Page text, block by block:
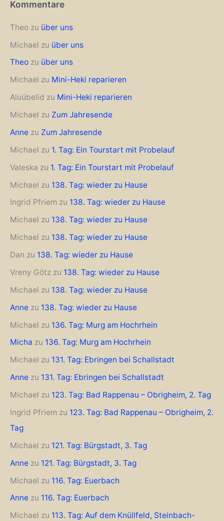
Kommentare
Theo zu über uns
Michael zu über uns
Theo zu über uns
Michael zu Mini-Heki reparieren
Aluübelid zu Mini-Heki reparieren
Michael zu Zum Jahresende
Anne zu Zum Jahresende
Michael zu 1. Tag: Ein Tourstart mit Probelauf
Valeska zu 1. Tag: Ein Tourstart mit Probelauf
Michael zu 138. Tag: wieder zu Hause
Ingrid Pfriem zu 138. Tag: wieder zu Hause
Michael zu 138. Tag: wieder zu Hause
Michael zu 138. Tag: wieder zu Hause
Dan zu 138. Tag: wieder zu Hause
Vreny Götz zu 138. Tag: wieder zu Hause
Michael zu 138. Tag: wieder zu Hause
Anne zu 138. Tag: wieder zu Hause
Michael zu 136. Tag: Murg am Hochrhein
Micha zu 136. Tag: Murg am Hochrhein
Michael zu 131. Tag: Ebringen bei Schallstadt
Anne zu 131. Tag: Ebringen bei Schallstadt
Michael zu 123. Tag: Bad Rappenau – Obrigheim, 2. Tag
Ingrid Pfriem zu 123. Tag: Bad Rappenau – Obrigheim, 2.
Tag
Michael zu 121. Tag: Bürgstadt, 3. Tag
Anne zu 121. Tag: Bürgstadt, 3. Tag
Michael zu 116. Tag: Euerbach
Anne zu 116. Tag: Euerbach
Michael zu 113. Tag: Auf dem Knüllfeld, Steinbach-